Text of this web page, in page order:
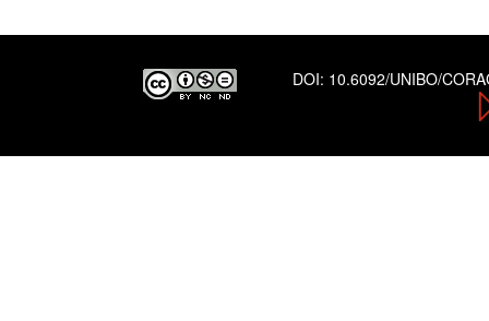
DOI: 10.6092/UNIBO/